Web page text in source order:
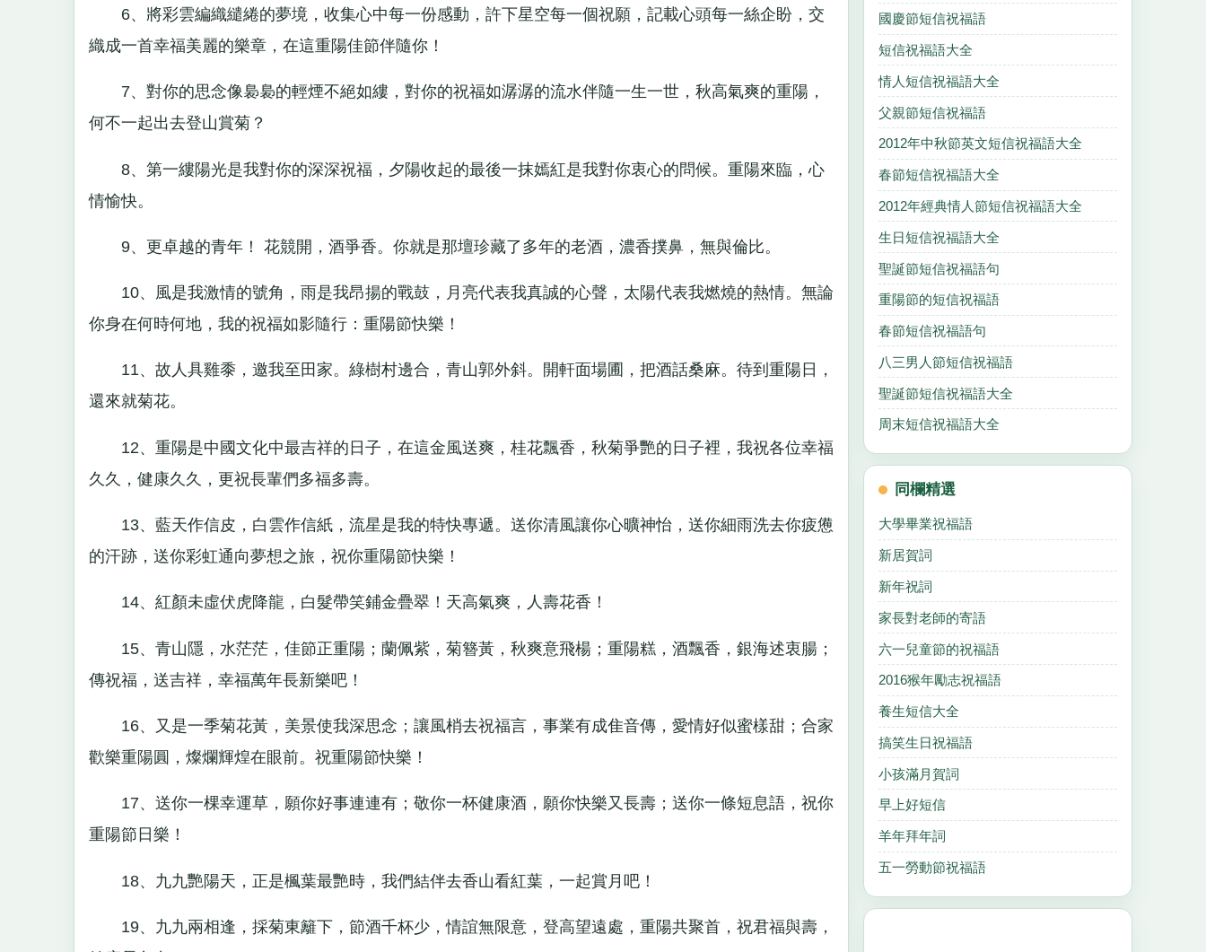
6、將彩雲編織繾綣的夢境，收集心中每一份感動，許下星空每一個祝願，記載心頭每一絲企盼，交
織成一首幸福美麗的樂章，在這重陽佳節伴隨你！
7、對你的思念像裊裊的輕煙不絕如縷，對你的祝福如潺潺的流水伴隨一生一世，秋高氣爽的重陽，
何不一起出去登山賞菊？
8、第一縷陽光是我對你的深深祝福，夕陽收起的最後一抹嫣紅是我對你衷心的問候。重陽來臨，心
情愉快。
9、更卓越的青年！ 花競開，酒爭香。你就是那壇珍藏了多年的老酒，濃香撲鼻，無與倫比。
10、風是我激情的號角，雨是我昂揚的戰鼓，月亮代表我真誠的心聲，太陽代表我燃燒的熱情。無論
你身在何時何地，我的祝福如影隨行：重陽節快樂！
11、故人具雞黍，邀我至田家。綠樹村邊合，青山郭外斜。開軒面場圃，把酒話桑麻。待到重陽日，
還來就菊花。
12、重陽是中國文化中最吉祥的日子，在這金風送爽，桂花飄香，秋菊爭艷的日子裡，我祝各位幸福
久久，健康久久，更祝長輩們多福多壽。
13、藍天作信皮，白雲作信紙，流星是我的特快專遞。送你清風讓你心曠神怡，送你細雨洗去你疲憊
的汗跡，送你彩虹通向夢想之旅，祝你重陽節快樂！
14、紅顏未虛伏虎降龍，白髮帶笑鋪金疊翠！天高氣爽，人壽花香！
15、青山隱，水茫茫，佳節正重陽；蘭佩紫，菊簪黃，秋爽意飛楊；重陽糕，酒飄香，銀海述衷腸；
傳祝福，送吉祥，幸福萬年長新樂吧！
16、又是一季菊花黃，美景使我深思念；讓風梢去祝福言，事業有成隹音傳，愛情好似蜜樣甜；合家
歡樂重陽圓，燦爛輝煌在眼前。祝重陽節快樂！
17、送你一棵幸運草，願你好事連連有；敬你一杯健康酒，願你快樂又長壽；送你一條短息語，祝你
重陽節日樂！
18、九九艷陽天，正是楓葉最艷時，我們結伴去香山看紅葉，一起賞月吧！
19、九九兩相逢，採菊東籬下，節酒千杯少，情誼無限意，登高望遠處，重陽共聚首，祝君福與壽，
國慶節短信祝福語
短信祝福語大全
情人短信祝福語大全
父親節短信祝福語
2012年中秋節英文短信祝福語大全
春節短信祝福語大全
2012年經典情人節短信祝福語大全
生日短信祝福語大全
聖誕節短信祝福語句
重陽節的短信祝福語
春節短信祝福語句
八三男人節短信祝福語
聖誕節短信祝福語大全
周末短信祝福語大全
同欄精選
大學畢業祝福語
新居賀詞
新年祝詞
家長對老師的寄語
六一兒童節的祝福語
2016猴年勵志祝福語
養生短信大全
搞笑生日祝福語
小孩滿月賀詞
早上好短信
羊年拜年詞
五一勞動節祝福語